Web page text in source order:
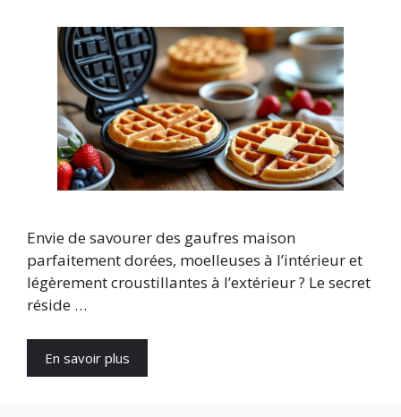
Envie de savourer des gaufres maison
parfaitement dorées, moelleuses à l’intérieur et
légèrement croustillantes à l’extérieur ? Le secret
réside …
En savoir plus